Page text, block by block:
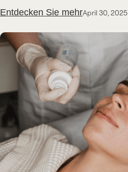
Entdecken Sie mehrApril 30, 2025